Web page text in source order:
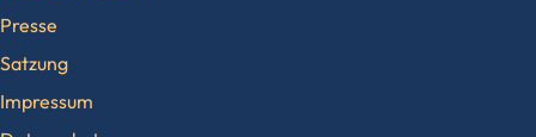
Presse
Satzung
Impressum